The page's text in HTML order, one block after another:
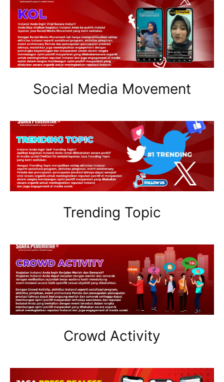
Social Media Movement
Trending Topic
Crowd Activity